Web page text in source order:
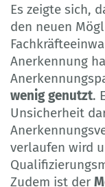
Es zeigte sich,
den neuen
Anerkennung
wenig genutzt.
Unsicherheit
verlaufen wird
Zudem ist der